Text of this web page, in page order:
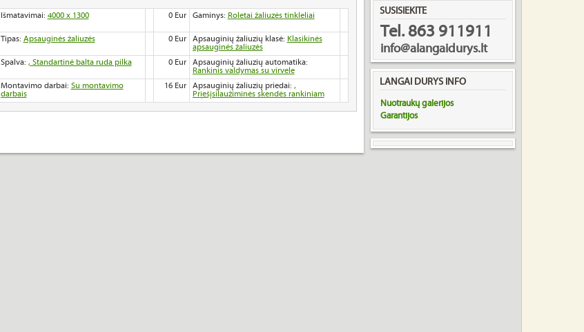
Išmatavimai: 4000 x 1300 0 Eur Gaminys: Roletai žaliuzės tinkleliai
Tipas: Apsauginės žaliuzės 0 Eur Apsauginių žaliuzių klasė: Klasikinės
apsauginės žaliuzės
Spalva: , Standartinė balta ruda pilka 0 Eur
Apsauginių žaliuzių automatika:
Rankinis valdymas su virvele
Montavimo darbai: Su montavimo
darbais
16 Eur Apsauginių žaliuzių priedai: ,
Priešįsilaužiminės skendės rankiniam
valdymui
SUSISIEKITE
Tel. 863 911911
info@alangaidurys.lt
LANGAI DURYS INFO
Nuotraukų galerijos
Garantijos